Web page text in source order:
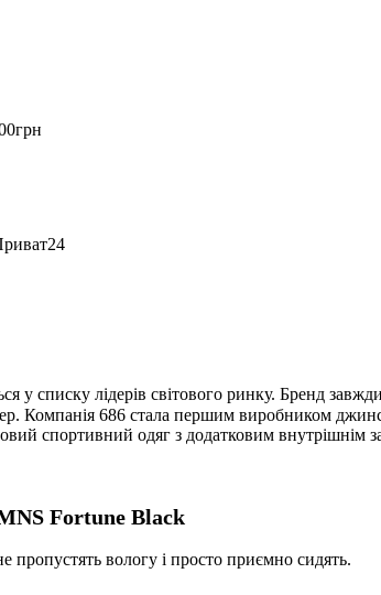
у списку лідерів світового ринку. Бренд
Компанія 686 стала першим виробником
спортивний одяг з додатковим внутрішнім
Fortune Black
пропустять вологу і просто приємно сидять.